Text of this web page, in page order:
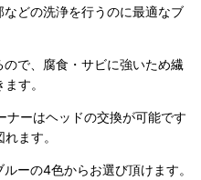
どの洗浄を行うのに最適なブ
で、腐食・サビに強いため繊
す。
ーはヘッドの交換が可能です
ます。
ーの4色からお選び頂けます。